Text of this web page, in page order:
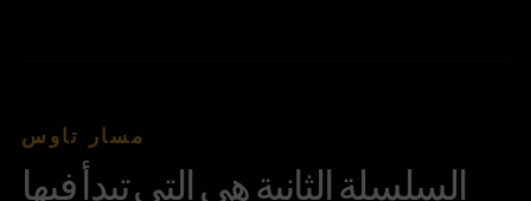
مسار تاوس
السلسلة الثانية هي التي تبدأ فيها